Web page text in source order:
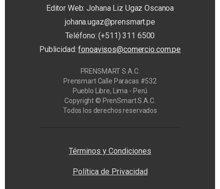
Editor Web: Johana Liz Ugaz Oscanoa
johana.ugaz@prensmart.pe
Teléfono: (+511) 311 6500
Publicidad:fonoavisos@comercio.com.pe
PRENSMART S.A.C.
Prensmart Calle Paracas #532
Pueblo Libre, Lima - Perú
Copyright © PrenSmart S.A.C.
Todos los derechos reservados
Términos y Condiciones
Política de Privacidad